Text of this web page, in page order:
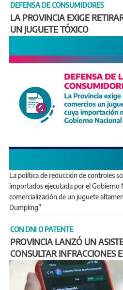
DEFENSA DE CONSUMIDORES
LA PROVINCIA EXIGE
UN JUGUETE TÓXICO
La política de reducción de controles sobre ingresos de los productos
importados ejecutada por el Gobierno
comercialización de un juguete
Dumpling”
CON DNI O PATENTE
PROVINCIA LANZÓ UN
CONSULTAR INFRACCIONES